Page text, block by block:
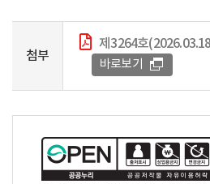
첨부
제3264호
바로보기